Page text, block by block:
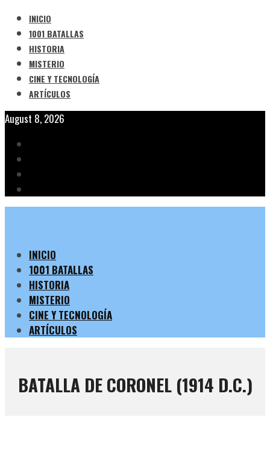
INICIO
1001 BATALLAS
HISTORIA
MISTERIO
CINE Y TECNOLOGÍA
ARTÍCULOS
August 8, 2026
INICIO
1001 BATALLAS
HISTORIA
MISTERIO
CINE Y TECNOLOGÍA
ARTÍCULOS
BATALLA DE CORONEL (1914 D.C.)